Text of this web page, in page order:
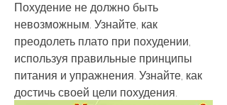
Похудение не должно быть
невозможным. Узнайте, как
преодолеть плато при похудении,
используя правильные принципы
питания и упражнения. Узнайте, как
достичь своей цели похудения.